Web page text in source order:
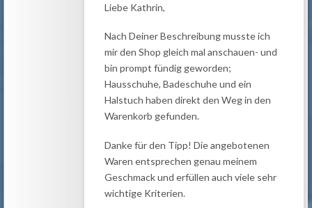
Liebe Kathrin,
Nach Deiner Beschreibung musste ich
mir den Shop gleich mal anschauen- und
bin prompt fündig geworden;
Hausschuhe, Badeschuhe und ein
Halstuch haben direkt den Weg in den
Warenkorb gefunden.
Danke für den Tipp! Die angebotenen
Waren entsprechen genau meinem
Geschmack und erfüllen auch viele sehr
wichtige Kriterien.